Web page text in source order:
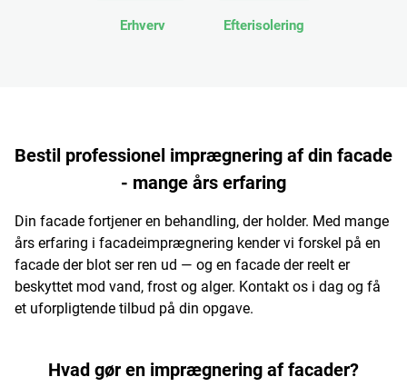
Erhverv Efterisolering
Bestil professionel imprægnering af din facade
- mange års erfaring
Din facade fortjener en behandling, der holder. Med mange
års erfaring i facadeimprægnering kender vi forskel på en
facade der blot ser ren ud — og en facade der reelt er
beskyttet mod vand, frost og alger. Kontakt os i dag og få
et uforpligtende tilbud på din opgave.
Hvad gør en imprægnering af facader?